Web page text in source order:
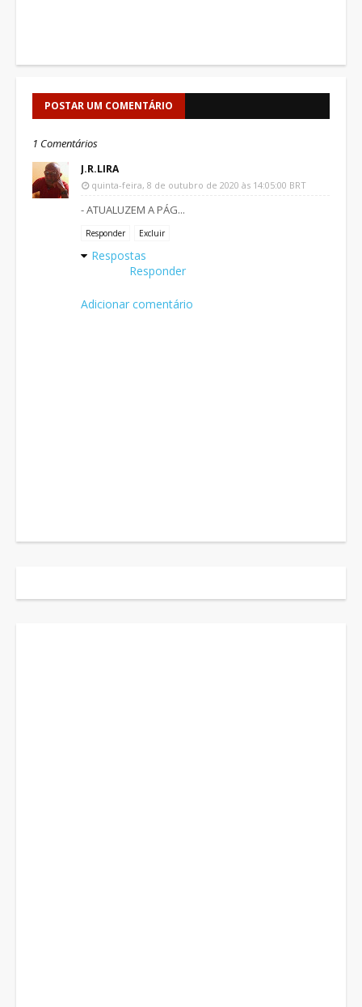
POSTAR UM COMENTÁRIO
1 Comentários
J.R.LIRA
quinta-feira, 8 de outubro de 2020 às 14:05:00 BRT
- ATUALUZEM A PÁG...
Responder Excluir
Respostas
Responder
Adicionar comentário